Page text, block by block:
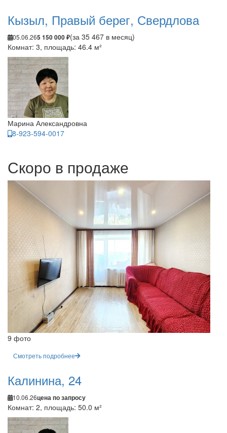
Кызыл, Правый берег, Свердлова
05.06.265 150 000 ₽(за 35 467 в месяц)
Комнат: 3, площадь: 46.4 м²
Марина Александровна
8-923-594-0017
Скоро в продаже
9 фото
Смотреть подробнее
Калинина, 24
10.06.26цена по запросу
Комнат: 2, площадь: 50.0 м²